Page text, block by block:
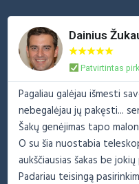
Dainius
★★★★★
Patvirtintas
Pagaliau galėjau išmesti
nebegalėjau jų pakęsti...
Šakų genėjimas tapo
O su šia nuostabia
aukščiausias šakas be
Padariau teisingą